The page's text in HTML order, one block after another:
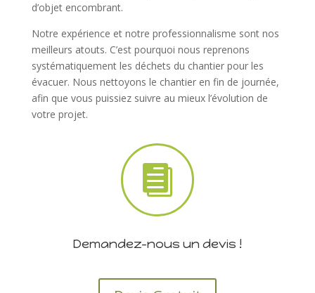
d’objet encombrant.
Notre expérience et notre professionnalisme sont nos
meilleurs atouts. C’est pourquoi nous reprenons
systématiquement les déchets du chantier pour les
évacuer. Nous nettoyons le chantier en fin de journée,
afin que vous puissiez suivre au mieux l’évolution de
votre projet.

Demandez-nous un devis !